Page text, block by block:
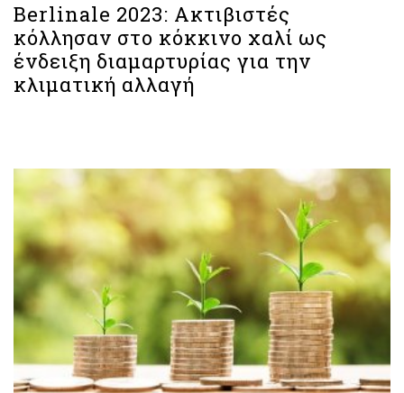
Berlinale 2023: Ακτιβιστές
κόλλησαν στο κόκκινο χαλί ως
ένδειξη διαμαρτυρίας για την
κλιματική αλλαγή